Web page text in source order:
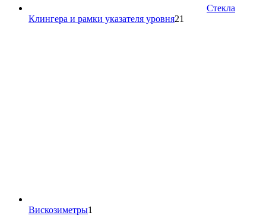
Стекла
Клингера и рамки указателя уровня21
Вискозиметры1